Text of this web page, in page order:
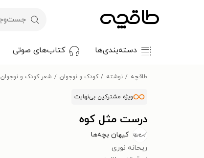
دسته‌بندی‌ها کتاب‌های صوتی
طاقچه نوشته کودک و نوجوان شعر کودک و نوجوان
ویژه مشترکین بی‌نهایت
درست مثل کوه
کیهان بچه‌ها
ریحانه نوری